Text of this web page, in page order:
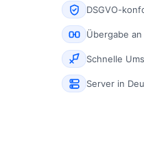
DSGVO-
Übergabe an
Schnelle
Server in